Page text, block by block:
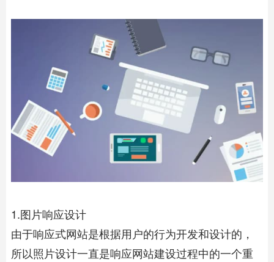
1.图片响应设计
由于响应式网站是根据用户的行为开发和设计的，
所以照片设计一直是响应网站建设过程中的一个重